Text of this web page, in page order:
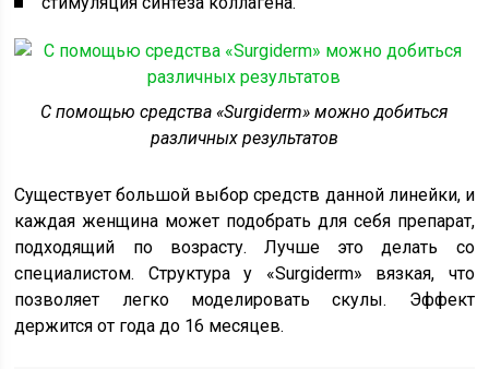
С помощью средства «Surgiderm» можно добиться
различных результатов
Существует большой выбор средств данной линейки, и
каждая женщина может подобрать для себя препарат,
подходящий по возрасту. Лучше это делать со
специалистом. Структура у «Surgiderm» вязкая, что
позволяет легко моделировать скулы. Эффект
держится от года до 16 месяцев.